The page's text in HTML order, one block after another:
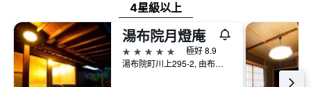
4星級以上
湯布院月燈庵
5星級
極好 8.9
湯布院町川上295-2, 由布市, 日本